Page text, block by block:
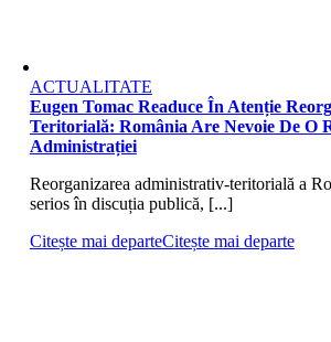
ACTUALITATE
Eugen Tomac Readuce În Atenție
Teritorială: România Are Nevoie De O
Administrației
Reorganizarea administrativ-teritorială a
serios în discuția publică, [...]
Citește mai departeCitește mai departe